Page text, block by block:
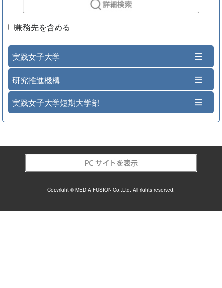
兼務先を含める
実践女子大学
研究推進機構
実践女子大学短期大学部
Copyright © MEDIA FUSION Co.,Ltd. All rights reserved.